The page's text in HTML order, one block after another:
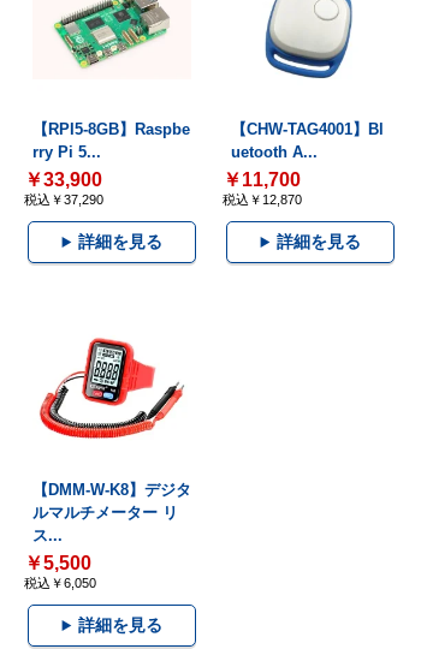
【RPI5-8GB】Raspbe
rry Pi 5...
￥33,900
税込￥37,290
詳細を見る
【CHW-TAG4001】Bl
uetooth A...
￥11,700
税込￥12,870
詳細を見る
【DMM-W-K8】デジタ
ルマルチメーター リ
ス...
￥5,500
税込￥6,050
詳細を見る